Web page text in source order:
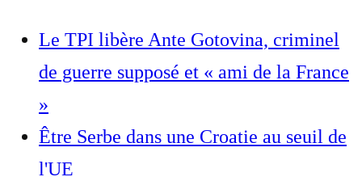
Le TPI libère Ante Gotovina, criminel
de guerre supposé et « ami de la France
»
Être Serbe dans une Croatie au seuil de
l'UE